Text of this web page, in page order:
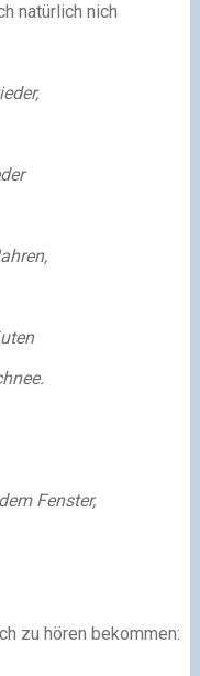
natürlich nich
Fenster,
zu hören bekommen: